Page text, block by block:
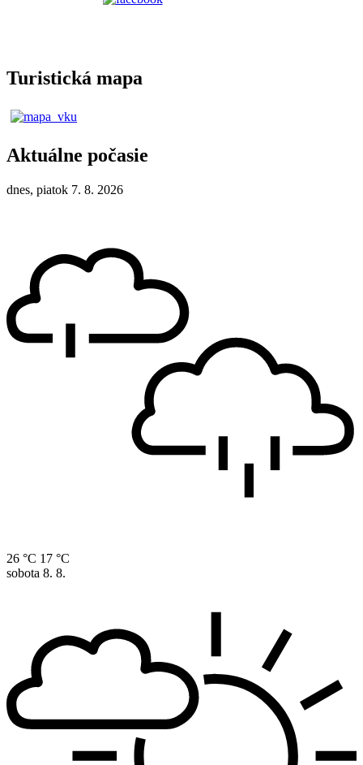
Turistická mapa
Aktuálne počasie
dnes, piatok 7. 8. 2026
26 °C 17 °C
sobota 8. 8.